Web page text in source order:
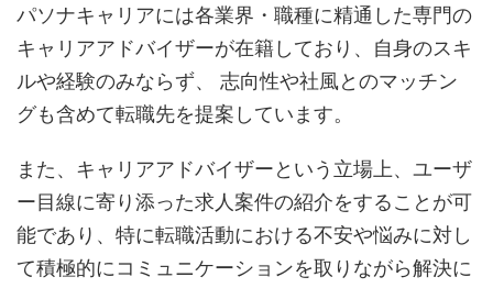
パソナキャリアには各業界・職種に精通した専門の
キャリアアドバイザーが在籍しており、自身のスキ
ルや経験のみならず、 志向性や社風とのマッチン
グも含めて転職先を提案しています。
また、キャリアアドバイザーという立場上、ユーザ
ー目線に寄り添った求人案件の紹介をすることが可
能であり、特に転職活動における不安や悩みに対し
て積極的にコミュニケーションを取りながら解決に